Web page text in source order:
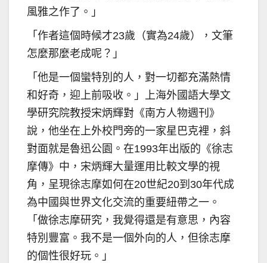
風雅之作了。」
「作者這個時候才23歲（實為24歲），文筆
怎麼那麼老成呢？」
「他是一個蠻特別的人，對一切都充滿熱情
和好奇，迎上前吸收。」上海外國語大學文
學研究院教授宋炳輝對《南方人物週刊》
說，他坐在上外校門旁的一家星巴克裡，斜
對面就是魯迅公園。在1993年出版的《徐志
摩傳》中，宋炳輝大量運用比較文學的視
角，呈現徐志摩如何在20世紀20到30年代成
為中國與世界文化交流的重要紐帶之一。
「做徐志摩研究，我覺得還是有意思，內容
特別豐富。我不是一個外向的人，但徐志摩
的個性很好玩。」